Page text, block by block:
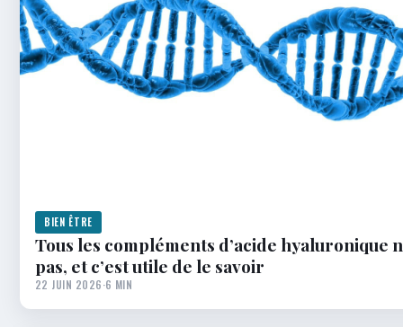
BIEN ÊTRE
Tous les compléments d’acide hyaluronique
pas, et c’est utile de le savoir
22 JUIN 2026·6 MIN